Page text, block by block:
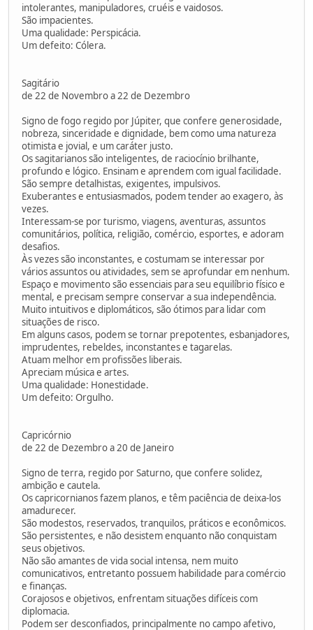
intolerantes, manipuladores, cruéis e vaidosos.
São impacientes.
Uma qualidade: Perspicácia.
Um defeito: Cólera.
Sagitário
de 22 de Novembro a 22 de Dezembro
Signo de fogo regido por Júpiter, que confere generosidade,
nobreza, sinceridade e dignidade, bem como uma natureza
otimista e jovial, e um caráter justo.
Os sagitarianos são inteligentes, de raciocínio brilhante,
profundo e lógico. Ensinam e aprendem com igual facilidade.
São sempre detalhistas, exigentes, impulsivos.
Exuberantes e entusiasmados, podem tender ao exagero, às
vezes.
Interessam-se por turismo, viagens, aventuras, assuntos
comunitários, política, religião, comércio, esportes, e adoram
desafios.
Às vezes são inconstantes, e costumam se interessar por
vários assuntos ou atividades, sem se aprofundar em nenhum.
Espaço e movimento são essenciais para seu equilíbrio físico e
mental, e precisam sempre conservar a sua independência.
Muito intuitivos e diplomáticos, são ótimos para lidar com
situações de risco.
Em alguns casos, podem se tornar prepotentes, esbanjadores,
imprudentes, rebeldes, inconstantes e tagarelas.
Atuam melhor em profissões liberais.
Apreciam música e artes.
Uma qualidade: Honestidade.
Um defeito: Orgulho.
Capricórnio
de 22 de Dezembro a 20 de Janeiro
Signo de terra, regido por Saturno, que confere solidez,
ambição e cautela.
Os capricornianos fazem planos, e têm paciência de deixa-los
amadurecer.
São modestos, reservados, tranquilos, práticos e econômicos.
São persistentes, e não desistem enquanto não conquistam
seus objetivos.
Não são amantes de vida social intensa, nem muito
comunicativos, entretanto possuem habilidade para comércio
e finanças.
Corajosos e objetivos, enfrentam situações difíceis com
diplomacia.
Podem ser desconfiados, principalmente no campo afetivo,